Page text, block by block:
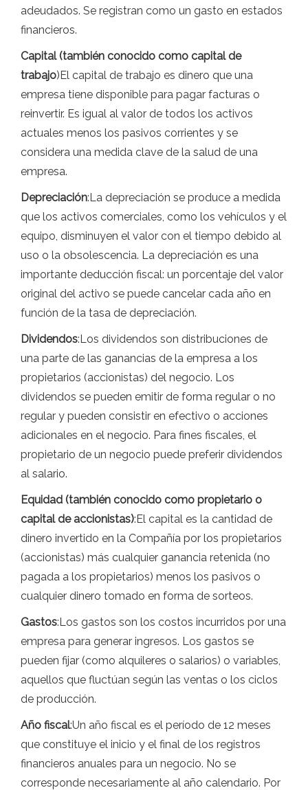
adeudados. Se registran como un gasto en estados
financieros.
Capital (también conocido como capital de
trabajo)El capital de trabajo es dinero que una
empresa tiene disponible para pagar facturas o
reinvertir. Es igual al valor de todos los activos
actuales menos los pasivos corrientes y se
considera una medida clave de la salud de una
empresa.
Depreciación:La depreciación se produce a medida
que los activos comerciales, como los vehículos y el
equipo, disminuyen el valor con el tiempo debido al
uso o la obsolescencia. La depreciación es una
importante deducción fiscal: un porcentaje del valor
original del activo se puede cancelar cada año en
función de la tasa de depreciación.
Dividendos:Los dividendos son distribuciones de
una parte de las ganancias de la empresa a los
propietarios (accionistas) del negocio. Los
dividendos se pueden emitir de forma regular o no
regular y pueden consistir en efectivo o acciones
adicionales en el negocio. Para fines fiscales, el
propietario de un negocio puede preferir dividendos
al salario.
Equidad (también conocido como propietario o
capital de accionistas):El capital es la cantidad de
dinero invertido en la Compañía por los propietarios
(accionistas) más cualquier ganancia retenida (no
pagada a los propietarios) menos los pasivos o
cualquier dinero tomado en forma de sorteos.
Gastos:Los gastos son los costos incurridos por una
empresa para generar ingresos. Los gastos se
pueden fijar (como alquileres o salarios) o variables,
aquellos que fluctúan según las ventas o los ciclos
de producción.
Año fiscal:Un año fiscal es el período de 12 meses
que constituye el inicio y el final de los registros
financieros anuales para un negocio. No se
corresponde necesariamente al año calendario. Por